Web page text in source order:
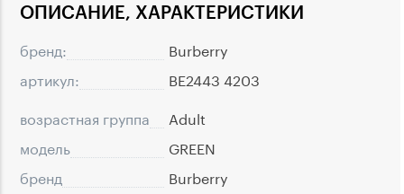
ОПИСАНИЕ, ХАРАКТЕРИСТИКИ
бренд:
Burberry
артикул:
BE2443 4203
возрастная группа
Adult
модель
GREEN
бренд
Burberry